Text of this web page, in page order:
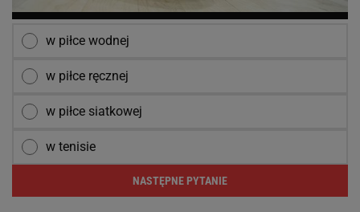
w piłce wodnej
w piłce ręcznej
w piłce siatkowej
w tenisie
NASTĘPNE PYTANIE